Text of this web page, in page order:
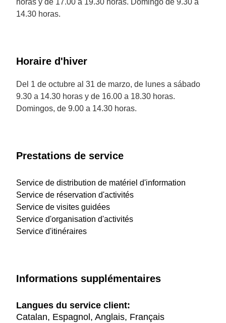
horas y de 17.00 a 19.30 horas. Domingo de 9.30 a
14.30 horas.
Horaire d'hiver
Del 1 de octubre al 31 de marzo, de lunes a sábado
9.30 a 14.30 horas y de 16.00 a 18.30 horas.
Domingos, de 9.00 a 14.30 horas.
Prestations de service
Service de distribution de matériel d'information
Service de réservation d'activités
Service de visites guidées
Service d'organisation d'activités
Service d'itinéraires
Informations supplémentaires
Langues du service client:
Catalan, Espagnol, Anglais, Français